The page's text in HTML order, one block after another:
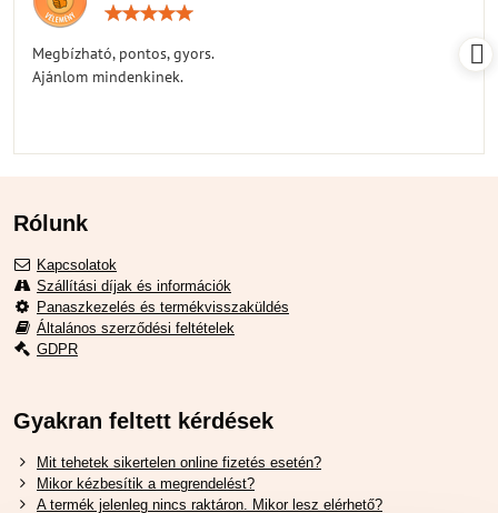
Megbízható, pontos, gyors.
Ajánlom mindenkinek.
Rólunk
Kapcsolatok
Szállítási díjak és információk
Panaszkezelés és termékvisszaküldés
Általános szerződési feltételek
GDPR
Gyakran feltett kérdések
Mit tehetek sikertelen online fizetés esetén?
Mikor kézbesítik a megrendelést?
A termék jelenleg nincs raktáron. Mikor lesz elérhető?